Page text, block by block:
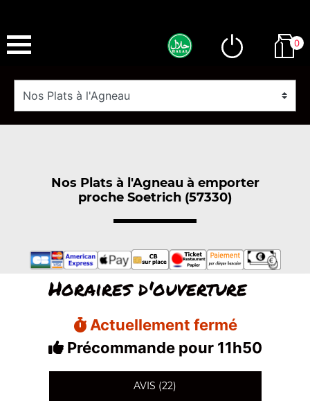
0
Nos Plats à l'Agneau à emporter
proche Soetrich (57330)
Horaires d'ouverture
Actuellement fermé
Précommande pour 11h50
AVIS (22)